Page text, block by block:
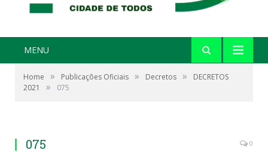
MENU
Home » Publicações Oficiais » Decretos »
DECRETOS
2021
» 075
075 0